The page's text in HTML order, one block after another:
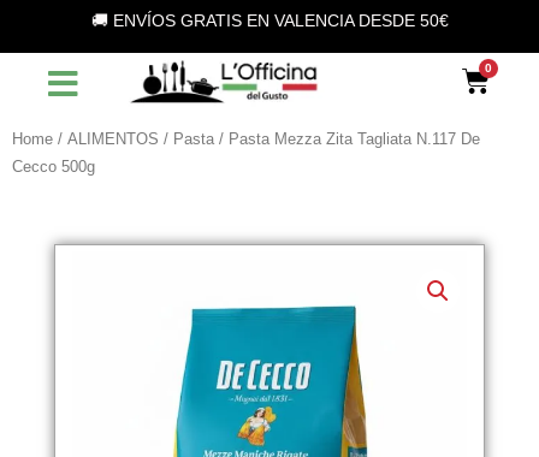
contenuto
🚚 ENVÍOS GRATIS EN VALENCIA DESDE 50€
Home / ALIMENTOS / Pasta / Pasta Mezza Zita Tagliata N.117 De
Cecco 500g